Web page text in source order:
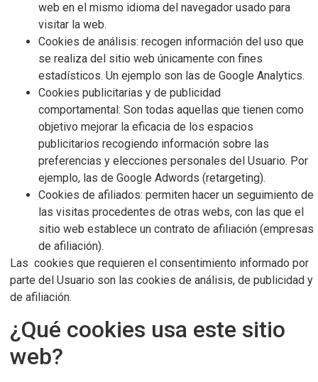
web en el mismo idioma del navegador usado para
visitar la web.
Cookies de análisis: recogen información del uso que
se realiza del sitio web únicamente con fines
estadísticos. Un ejemplo son las de Google Analytics.
Cookies publicitarias y de publicidad
comportamental: Son todas aquellas que tienen como
objetivo mejorar la eficacia de los espacios
publicitarios recogiendo información sobre las
preferencias y elecciones personales del Usuario. Por
ejemplo, las de Google Adwords (retargeting).
Cookies de afiliados: permiten hacer un seguimiento de
las visitas procedentes de otras webs, con las que el
sitio web establece un contrato de afiliación (empresas
de afiliación).
Las cookies que requieren el consentimiento informado por
parte del Usuario son las cookies de análisis, de publicidad y
de afiliación.
¿Qué cookies usa este sitio
web?